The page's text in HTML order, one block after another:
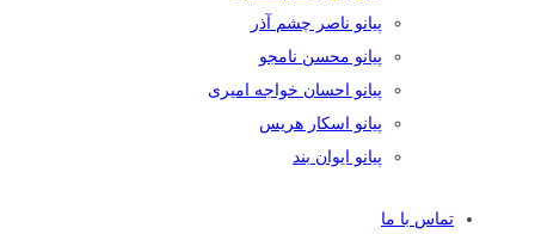
پیانو ناصر چشم آذر
پیانو محسن نامجو
پیانو احسان خواجه امیری
پیانو اسکار هریس
پیانو ایوان بند
تماس با ما